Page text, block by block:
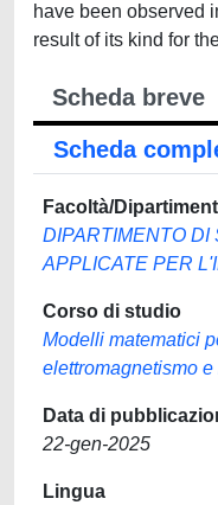
have been observed
result of its kind for
Scheda breve
Scheda
Facoltà/
DIPARTIMENTO DI
APPLICATE PER
Corso di studio
Modelli matematici
elettromagnetismo
Data di
22-gen-2025
Lingua